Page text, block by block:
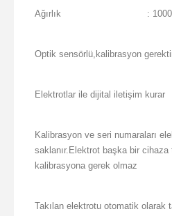
Ağırlık :
Optik sensörlü,kalibrasyon
Elektrotlar ile dijital iletişim kurar
Kalibrasyon ve seri numaraları
saklanır.Elektrot başka bir cihaza
kalibrasyona gerek olmaz
Takılan elektrotu otomatik olarak